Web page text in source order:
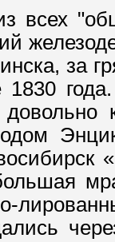
всех
за
1830